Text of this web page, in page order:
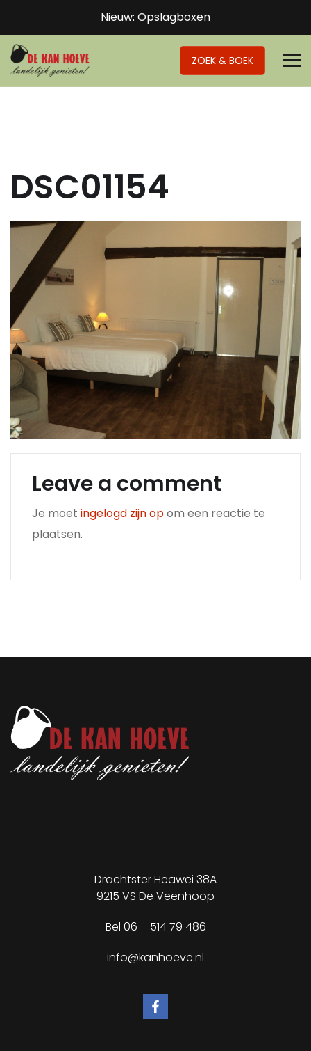
Nieuw: Opslagboxen
ZOEK & BOEK
DSC01154
Leave a comment
Je moet ingelogd zijn opom een reactie te
plaatsen.
Drachtster Heawei 38A
9215 VS De Veenhoop
Bel 06 – 514 79 486
info@kanhoeve.nl